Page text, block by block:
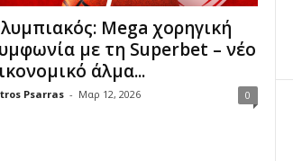
Mega χορηγική
με τη Superbet – νέο
άλμα...
Psarras - Μαρ 12, 2026 0